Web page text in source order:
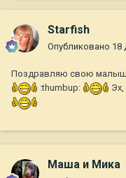
Starfish
Опубликовано 18
Поздравляю свою
:thumbup:
Маша и Мика